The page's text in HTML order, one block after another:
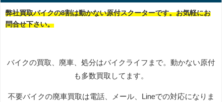
弊社買取バイクの8割は動かない原付スクーターです。お気軽にお
問合せ下さい。
バイクの買取、廃車、処分はバイクライフまで。動かない原付
も多数買取してます。
不要バイクの廃車買取は電話、メール、Lineでの対応になりま